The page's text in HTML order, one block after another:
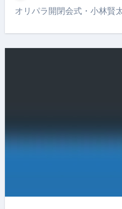
オリパラ開閉会式・小林